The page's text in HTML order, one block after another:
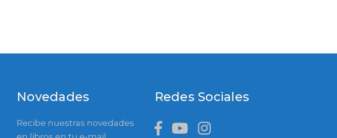
Novedades
Recibe nuestras novedades
Redes Sociales